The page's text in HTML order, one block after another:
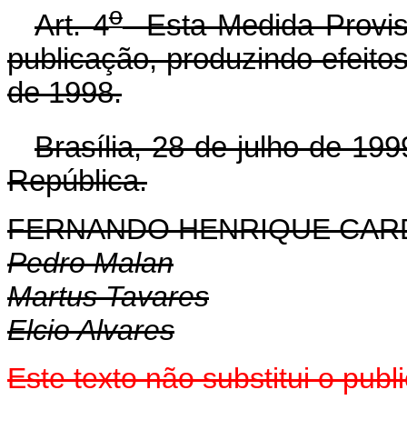
Art. 4oEsta Medida
publicação, produzindo
de 1998.
Brasília, 28 de julho de
República.
FERNANDO HENRIQUE
Pedro Malan
Martus Tavares
Elcio Alvares
Este texto não substitui o